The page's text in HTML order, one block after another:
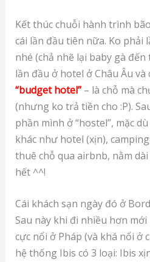
Kết thúc chuỗi hành trình
cái lần đầu tiên nữa. Ko phải
nhé (chả nhẽ lại baby gà đến
lần đầu ở hotel ở Châu Âu
“budget hotel”– là chỗ mà
(nhưng ko trả tiền cho :P).
phần mình ở “hostel”, mặc
khác như hotel (xịn),
thuê chỗ qua airbnb, nằm
hết ^^!
Cái khách sạn ngày đó ở
Sau này khi đi nhiều hơn
cực nổi ở Pháp (và khá nổi ở
hệ thống Ibis có 3 loại: Ibis